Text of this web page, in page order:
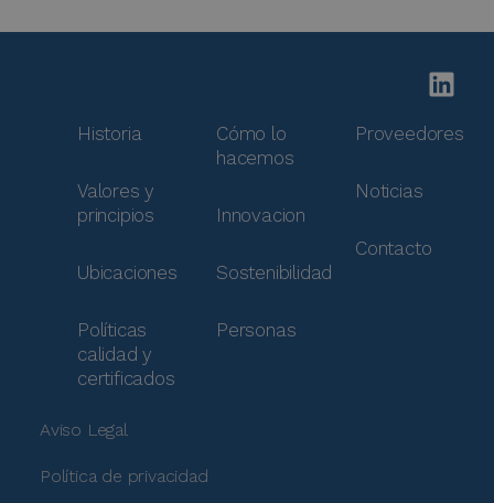
Historia
Valores y
principios
Ubicaciones
Políticas
calidad y
certificados
Cómo lo
hacemos
Innovacion
Sostenibilidad
Personas
Proveedores
Noticias
Contacto
Aviso Legal
Política de privacidad